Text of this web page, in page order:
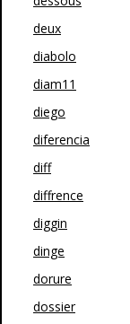
deux
diabolo
diam11
diego
diferencia
diff
diffrence
diggin
dinge
dorure
dossier